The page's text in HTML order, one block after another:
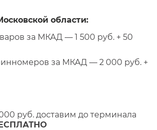
области:
за МКАД — 1 500 руб. + 50
за МКАД — 2 000 руб. +
руб. доставим до терминала